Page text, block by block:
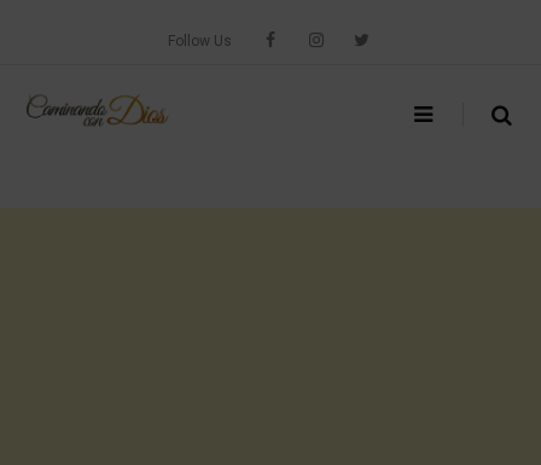
Follow Us